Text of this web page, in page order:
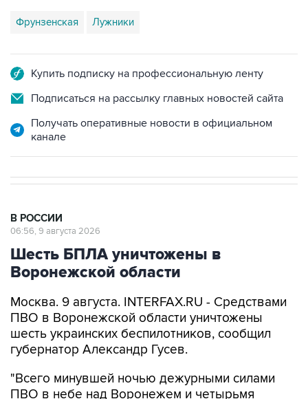
Фрунзенская Лужники
Купить подписку на профессиональную ленту
Подписаться на рассылку главных новостей сайта
Получать оперативные новости в официальном
канале
В РОССИИ
06:56, 9 августа 2026
Шесть БПЛА уничтожены в
Воронежской области
Москва. 9 августа. INTERFAX.RU - Средствами
ПВО в Воронежской области уничтожены
шесть украинских беспилотников, сообщил
губернатор Александр Гусев.
"Всего минувшей ночью дежурными силами
ПВО в небе над Воронежем и четырьмя